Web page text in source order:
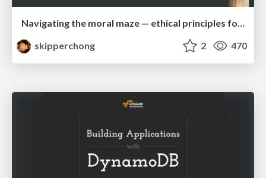
skipperchong
2 470